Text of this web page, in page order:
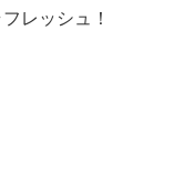
レッシュ！